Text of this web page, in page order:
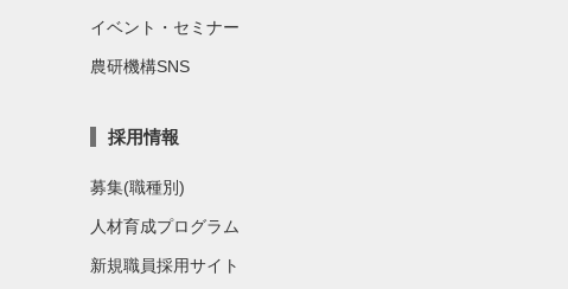
イベント・セミナー
農研機構SNS
採用情報
募集(職種別)
人材育成プログラム
新規職員採用サイト